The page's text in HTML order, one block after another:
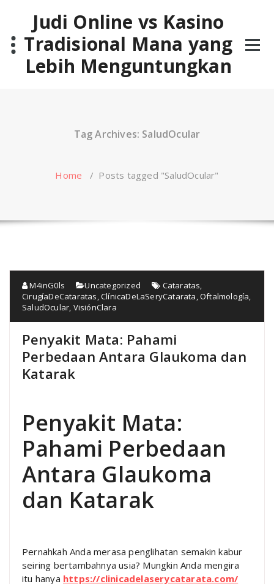
contentJudi Online vs Kasino
Tradisional Mana yang
Lebih Menguntungkan
Tag Archives: SaludOcular
Home / Posts tagged "SaludOcular"
M4inG0ls Uncategorized Cataratas
CirugíaDeCataratas ,ClínicaDeLaSeryCatarata ,Oftalmología
SaludOcular VisiónClara
Penyakit Mata: Pahami
Perbedaan Antara Glaukoma dan
Katarak
Penyakit Mata:
Pahami Perbedaan
Antara Glaukoma
dan Katarak
Pernahkah Anda merasa penglihatan semakin kabur
seiring bertambahnya usia? Mungkin Anda mengira
itu hanya https://clinicadelaserycatarata.com/